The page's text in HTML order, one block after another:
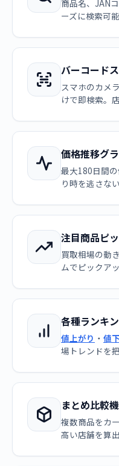
商品名、JAN
ーズに検索可能
バーコード
スマホのカメ
けで即検索。
価格推移グ
最大180日間
り時を逃さない
注目商品ピ
買取相場の動
ムでピックアッ
各種ランキ
値上がり ・ 値
場トレンドを把
まとめ比較
複数商品をカ
高い店舗を算出